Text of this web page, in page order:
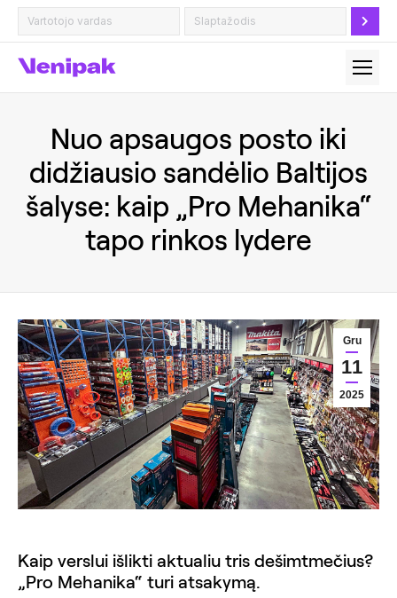
Nuo apsaugos posto iki
didžiausio sandėlio Baltijos
šalyse: kaip „Pro Mehanika“
tapo rinkos lydere
Gru
11
2025
Kaip verslui išlikti aktualiu tris dešimtmečius?
„Pro Mehanika“ turi atsakymą.